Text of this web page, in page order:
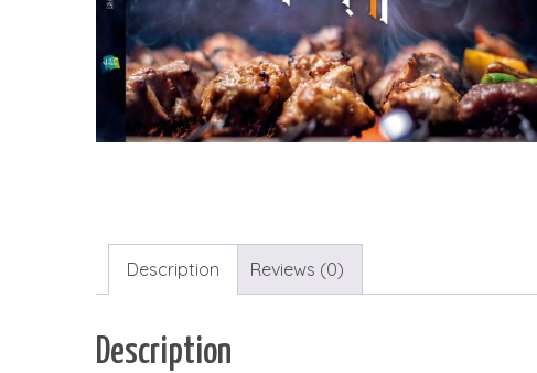
Description Reviews (0)
Description